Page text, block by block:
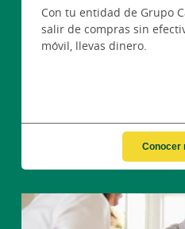
Con tu entidad de Grupo
salir de compras sin
móvil, llevas dinero.
Conocer